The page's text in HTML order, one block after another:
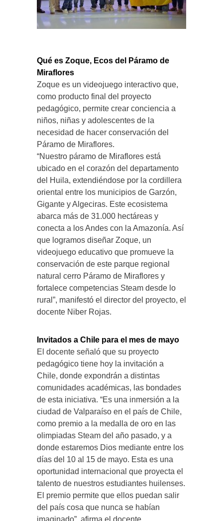
Qué es Zoque, Ecos del Páramo de
Miraflores
Zoque es un videojuego interactivo que,
como producto final del proyecto
pedagógico, permite crear conciencia a
niños, niñas y adolescentes de la
necesidad de hacer conservación del
Páramo de Miraflores.
“Nuestro páramo de Miraflores está
ubicado en el corazón del departamento
del Huila, extendiéndose por la cordillera
oriental entre los municipios de Garzón,
Gigante y Algeciras. Este ecosistema
abarca más de 31.000 hectáreas y
conecta a los Andes con la Amazonía. Así
que logramos diseñar Zoque, un
videojuego educativo que promueve la
conservación de este parque regional
natural cerro Páramo de Miraflores y
fortalece competencias Steam desde lo
rural”, manifestó el director del proyecto, el
docente Niber Rojas.
Invitados a Chile para el mes de mayo
El docente señaló que su proyecto
pedagógico tiene hoy la invitación a
Chile, donde expondrán a distintas
comunidades académicas, las bondades
de esta iniciativa. “Es una inmersión a la
ciudad de Valparaíso en el país de Chile,
como premio a la medalla de oro en las
olimpiadas Steam del año pasado, y a
donde estaremos Dios mediante entre los
días del 10 al 15 de mayo. Esta es una
oportunidad internacional que proyecta el
talento de nuestros estudiantes huilenses.
El premio permite que ellos puedan salir
del país cosa que nunca se habían
imaginado”, afirma el docente.